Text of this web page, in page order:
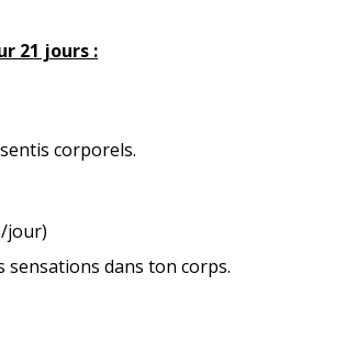
21 jours :
corporels.
jour)
dans ton corps.